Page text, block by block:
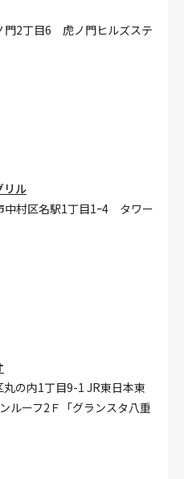
2丁目6 虎ノ門ヒルズステ
リル
村区名駅1丁目1ｰ4 タワー
の内1丁目9-1 JR東日本東
ルーフ2Ｆ「グランスタ八重